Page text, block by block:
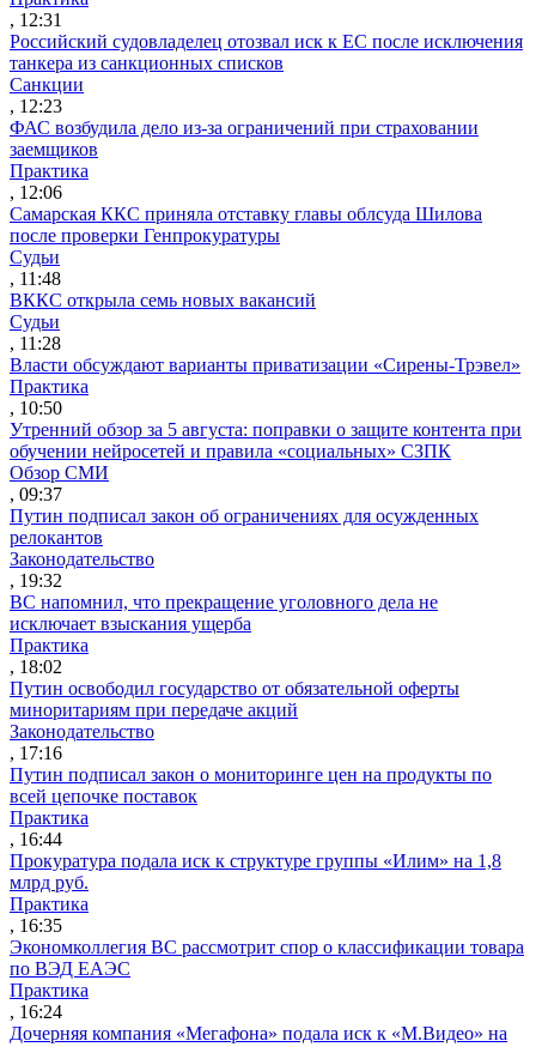
, 12:31
Российский судовладелец отозвал иск к ЕС после исключения
танкера из санкционных списков
Санкции
, 12:23
ФАС возбудила дело из-за ограничений при страховании
заемщиков
Практика
, 12:06
Самарская ККС приняла отставку главы облсуда Шилова
после проверки Генпрокуратуры
Судьи
, 11:48
ВККС открыла семь новых вакансий
Судьи
, 11:28
Власти обсуждают варианты приватизации «Сирены-Трэвел»
Практика
, 10:50
Утренний обзор за 5 августа: поправки о защите контента при
обучении нейросетей и правила «социальных» СЗПК
Обзор СМИ
, 09:37
Путин подписал закон об ограничениях для осужденных
релокантов
Законодательство
, 19:32
ВС напомнил, что прекращение уголовного дела не
исключает взыскания ущерба
Практика
, 18:02
Путин освободил государство от обязательной оферты
миноритариям при передаче акций
Законодательство
, 17:16
Путин подписал закон о мониторинге цен на продукты по
всей цепочке поставок
Практика
, 16:44
Прокуратура подала иск к структуре группы «Илим» на 1,8
млрд руб.
Практика
, 16:35
Экономколлегия ВС рассмотрит спор о классификации товара
по ВЭД ЕАЭС
Практика
, 16:24
Дочерняя компания «Мегафона» подала иск к «М.Видео» на